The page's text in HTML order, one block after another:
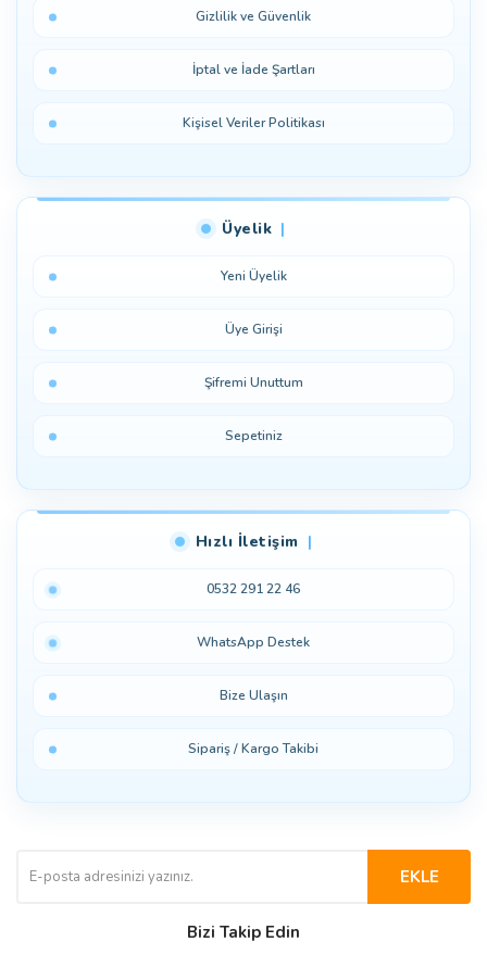
Gizlilik ve Güvenlik
İptal ve İade Şartları
Kişisel Veriler Politikası
Üyelik
Yeni Üyelik
Üye Girişi
Şifremi Unuttum
Sepetiniz
Hızlı İletişim
0532 291 22 46
WhatsApp Destek
Bize Ulaşın
Sipariş / Kargo Takibi
EKLE
Bizi Takip Edin